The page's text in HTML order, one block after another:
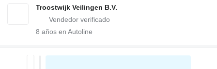
Troostwijk Veilingen B.V.
8 años en Autoline